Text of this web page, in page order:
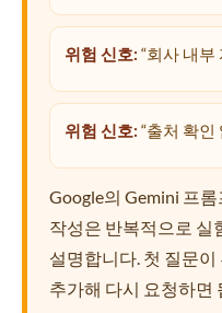
위험 신호: “회사 내부
위험 신호: “출처 확인
Google의 Gemini 프
작성은 반복적으로 실
설명합니다. 첫 질문
추가해 다시 요청하면